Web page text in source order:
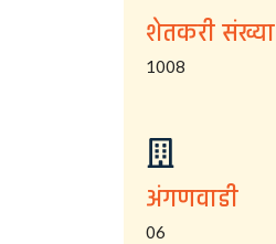
शेतकरी संख्या
1008
अंगणवाडी
06